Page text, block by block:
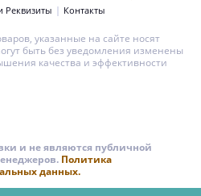
Реквизиты Контакты
указанные на сайте носят
быть без уведомления изменены
качества и эффективности
и не являются публичной
Политика
данных.